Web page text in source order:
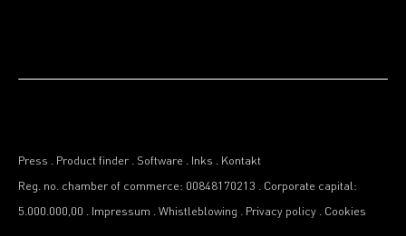
Press . Product finder . Software . Inks . Kontakt
Reg. no. chamber of commerce: 00848170213 . Corporate capital:
5.000.000,00 . Impressum . Whistleblowing . Privacy policy . Cookies